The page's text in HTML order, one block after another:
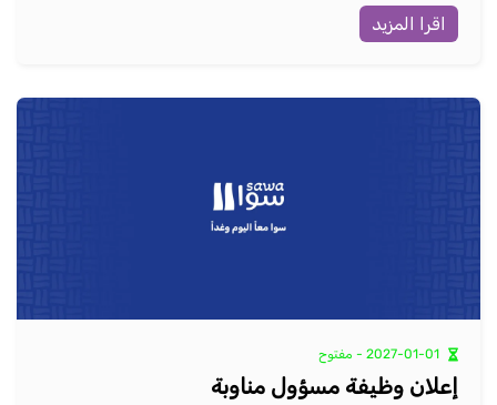
اقرا المزيد
إعلان وظيفة مسؤول مناوبة